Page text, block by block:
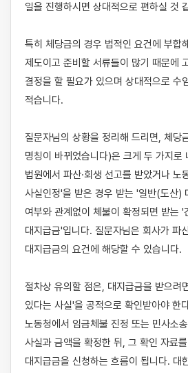
일을 진행하시면 상대적으로 편하실 것
특히 체당금의 경우 법적인 요건에 부합
제도이고 준비할 서류들이 많기 때문에
결정을 할 필요가 있으며 상대적으로 수
적습니다.
질문자님의 상황을 정리해 드리면, 체당
명칭이 바뀌었습니다)은 크게 두 가지
법원에서 파산·회생 선고를 받았거나 노
사실인정'을 받은 경우 받는 '일반(도산
여부와 관계없이 체불이 확정되면 받는 '
대지급금'입니다. 질문자님은 회사가 파
대지급금의 요건에 해당할 수 있습니다.
절차상 유의할 점은, 대지급금을 받으려
있다는 사실'을 공적으로 확인받아야 한
노동청에서 임금체불 진정 또는 민사소
사실과 금액을 확정한 뒤, 그 확인 자료
대지급금을 신청하는 흐름이 됩니다. 대